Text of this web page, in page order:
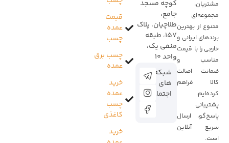
مشتریان،
مجموعه‌ای
متنوع از بهترین
برندهای ایرانی و
خارجی را با قیمت
مناسب و
ضمانت اصالت
کالا فراهم
کرده‌ایم.
پشتیبانی
پاسخ‌گو، ارسال
سریع آنلاین
است.
کوچه مسجد
جامع،
طلاچیان، پلاک
157، طبقه
منفی یک،
واحد 10
شبکه
های
اجتماعی:
قیمت
عمده
چسب
چسب برق
عمده
خرید
عمده
چسب
کاغذی
خرید